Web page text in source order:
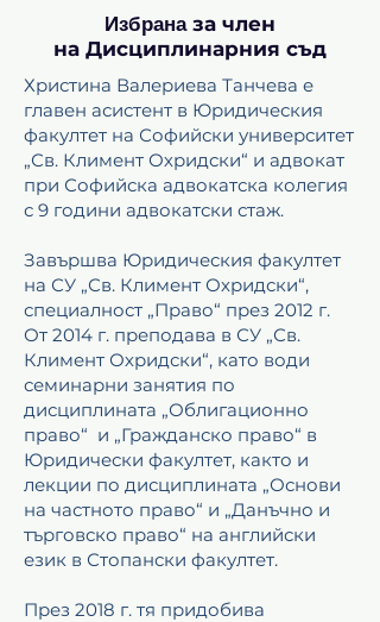
Избраназа член
на Дисциплинарния съд
Христина Валериева Танчева е
главен асистент в Юридическия
факултет на Софийски университет
„Св. Климент Охридски“ и адвокат
при Софийска адвокатска колегия
с 9 години адвокатски стаж.
Завършва Юридическия факултет
на СУ „Св. Климент Охридски“,
специалност „Право“ през 2012 г.
От 2014 г. преподава в СУ „Св.
Климент Охридски“, като води
семинарни занятия по
дисциплината „Облигационно
право“ и „Гражданско право“ в
Юридически факултет, както и
лекции по дисциплината „Основи
на частното право“ и „Данъчно и
търговско право“ на английски
език в Стопански факултет.
През 2018 г. тя придобива